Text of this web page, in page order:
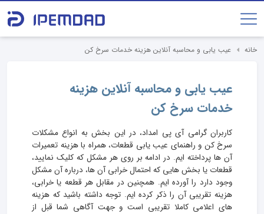
خانه عیب یابی و محاسبه آنلاین هزینه خدمات سرخ کن
عیب یابی و محاسبه آنلاین هزینه
خدمات سرخ کن
کاربران گرامی آی پی امداد، در این بخش به انواع مشکلات
سرخ کن و راهنمای عیب یابی قطعات، همراه با هزینه تعمیرات
آن ها پرداخته ایم. در ادامه بر روی هر مشکل که کلیک نمایید،
قطعات یا بخش هایی که احتمال خرابی آن ها، درباره آن مشکل
وجود دارد را آورده ایم. همچنین در مقابل هر قطعه یا خرابی،
هزینه تقریبی آن را ذکر کرده ایم. توجه داشته باشید که هزینه
های اعلامی کاملا تقریبی است و جهت آگاهی شما قبل از